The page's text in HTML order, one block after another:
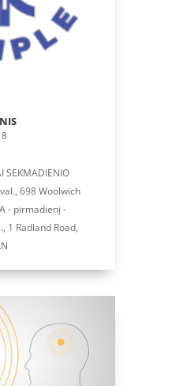
SEKMADIENIO
698 Woolwich
- pirmadienį -
1 Radland Road,